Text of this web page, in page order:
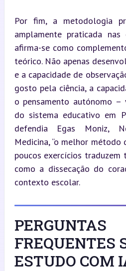
Por fim, a metodologia
amplamente praticada nas
afirma-se como
teórico. Não apenas
e a capacidade de
gosto pela ciência, a
o pensamento autónomo –
do sistema educativo em
defendia Egas Moniz,
Medicina, “o melhor método
poucos exercícios traduzem
como a dissecação do
contexto escolar.
PERGUNTAS
FREQUENTES
ESTUDO COM